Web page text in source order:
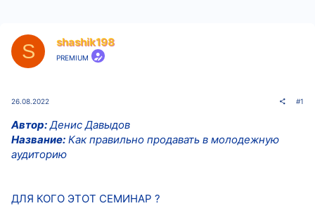
а
S shashik198
PREMIUM
26.08.2022 #1
Автор: Денис Давыдов
Название: Как правильно продавать в молодежную
аудиторию
ДЛЯ КОГО ЭТОТ СЕМИНАР ?